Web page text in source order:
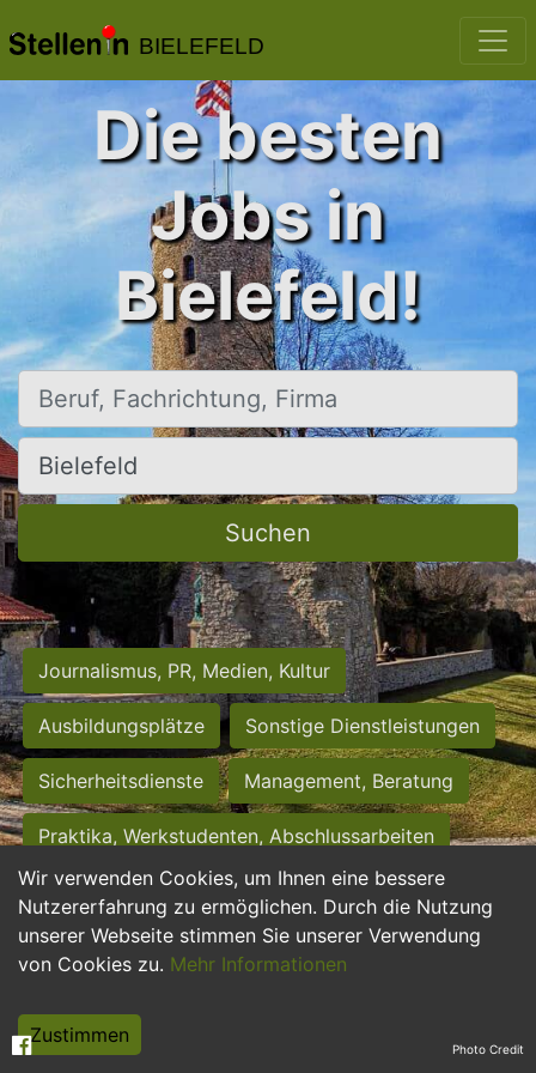
BIELEFELD
Wir verwenden Cookies, um Ihnen eine bessere
Nutzererfahrung zu ermöglichen. Durch die Nutzung
unserer Webseite stimmen Sie unserer Verwendung
von Cookies zu. Mehr Informationen
Zustimmen
Die besten
Jobs in
Bielefeld!
Beruf, Fachrichtung, Firma
Ort, Stadt
Suchen
Journalismus, PR, Medien, Kultur
Ausbildungsplätze Sonstige Dienstleistungen
Sicherheitsdienste Management, Beratung
Praktika, Werkstudenten, Abschlussarbeiten
Personalwesen Assistenz, Sekretariat
Hilfskräfte, Aushilfs- und Nebenjobs
Weiterbildung, Studium, duale Ausbildung Photo Credit